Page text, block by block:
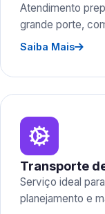
Atendimento
grande porte,
Saiba Mais
Transporte
Serviço ideal
planejamento e